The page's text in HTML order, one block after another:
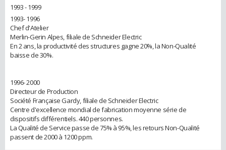
1993 - 1999
1993- 1996
Chef d'Atelier
Merlin-Gerin Alpes, filiale de Schneider Electric
En 2 ans, la productivité des structures gagne 20%, la Non-Qualité
baisse de 30%.
1996- 2000
Directeur de Production
Société Française Gardy, filiale de Schneider Electric
Centre d'excellence mondial de fabrication moyenne série de
dispositifs différentiels. 440 personnes.
La Qualité de Service passe de 75% à 95%, les retours Non-Qualité
passent de 2000 à 1200 ppm.